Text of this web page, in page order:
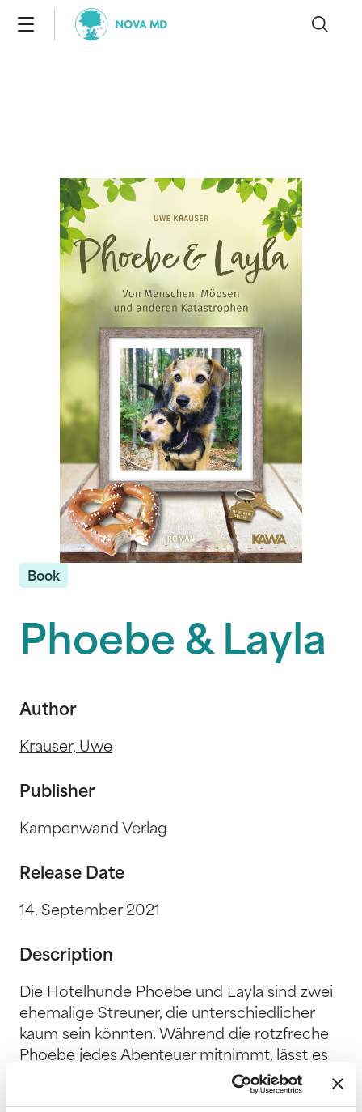
Book
Phoebe & Layla
Author
Krauser, Uwe
Publisher
Kampenwand Verlag
Release Date
14. September 2021
Description
Die Hotelhunde Phoebe und Layla sind zwei
ehemalige Streuner, die unterschiedlicher
kaum sein könnten. Während die rotzfreche
Phoebe jedes Abenteuer mitnimmt, lässt es
die sanftmütige Layla wesentlich ruhiger
angehen. Mittlerweile haben sie ihren Platz in